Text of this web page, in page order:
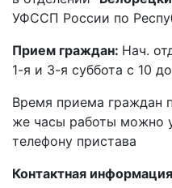
УФССП России по
Прием граждан: Нач.
1-я и 3-я суббота с 10
Время приема граждан
же часы работы можно
телефону пристава
Контактная